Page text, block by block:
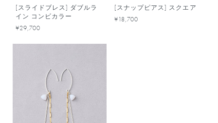
[スライドブレス] ダブルラ
イン コンビカラー
¥29,700
[スナップピアス] スクエア
¥18,700